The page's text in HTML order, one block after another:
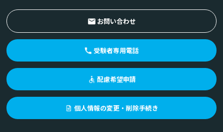
お問い合わせ
受験者専用電話
配慮希望申請
個人情報の変更・削除手続き